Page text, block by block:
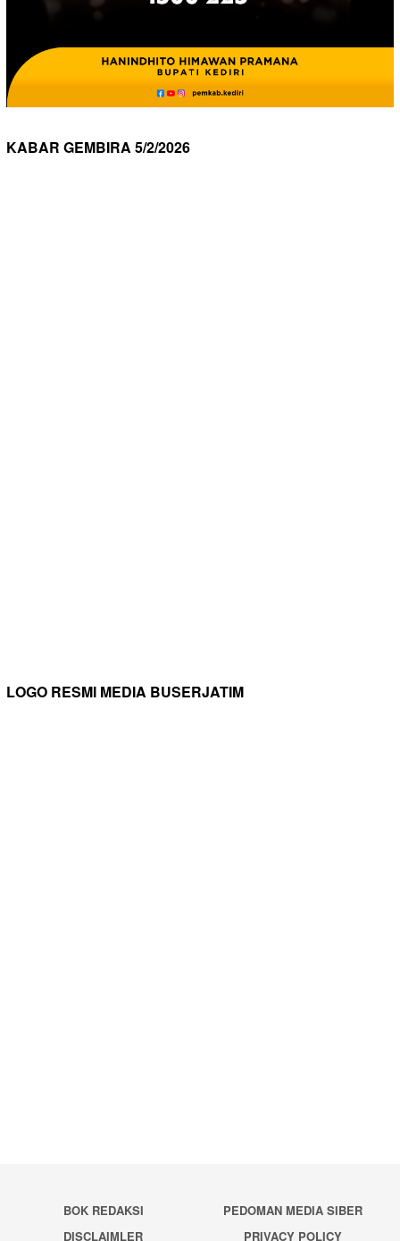
KABAR GEMBIRA 5/2/2026
LOGO RESMI MEDIA BUSERJATIM
BOK REDAKSI
PEDOMAN MEDIA SIBER
DISCLAIMLER
PRIVACY POLICY